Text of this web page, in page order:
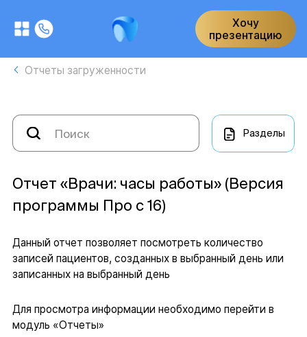
Хочу
презентацию
Отчеты загруженности
Разделы
Отчет «Врачи: часы работы» (Версия
программы Про с 16)
Данный отчет позволяет посмотреть количество
записей пациентов, созданных в выбранный день или
записанных на выбранный день
Для просмотра информации необходимо перейти в
модуль «Отчеты»